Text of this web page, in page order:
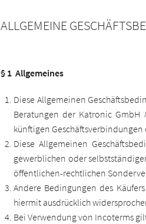
ALLGEMEINE
§ 1 Allgemeines
Diese Allgemeinen
Beratungen der Katronic GmbH
künftigen
Diese Allgemeinen
gewerblichen oder
öffentlichen-rechtlichen
Andere Bedingungen des
hiermit ausdrücklich
Bei Verwendung von Incoterms